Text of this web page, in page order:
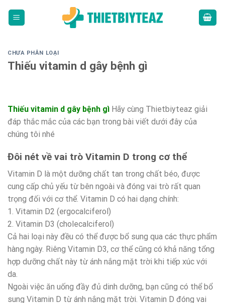
CHƯA PHÂN LOẠI
Thiếu vitamin d gây bệnh gì
Thiếu vitamin d gây bệnh gì Hãy cùng Thietbiyteaz giải
đáp thắc mắc của các bạn trong bài viết dưới đây của
chúng tôi nhé
Đôi nét về vai trò Vitamin D trong cơ thể
Vitamin D là một dưỡng chất tan trong chất béo, được
cung cấp chủ yếu từ bên ngoài và đóng vai trò rất quan
trọng đối với cơ thể. Vitamin D có hai dạng chính:
1. Vitamin D2 (ergocalciferol)
2. Vitamin D3 (cholecalciferol)
Cả hai loại này đều có thể được bổ sung qua các thực phẩm
hàng ngày. Riêng Vitamin D3, cơ thể cũng có khả năng tổng
hợp dưỡng chất này từ ánh nắng mặt trời khi tiếp xúc với
da.
Ngoài việc ăn uống đầy đủ dinh dưỡng, bạn cũng có thể bổ
sung Vitamin D từ ánh nắng mặt trời. Vitamin D đóng vai